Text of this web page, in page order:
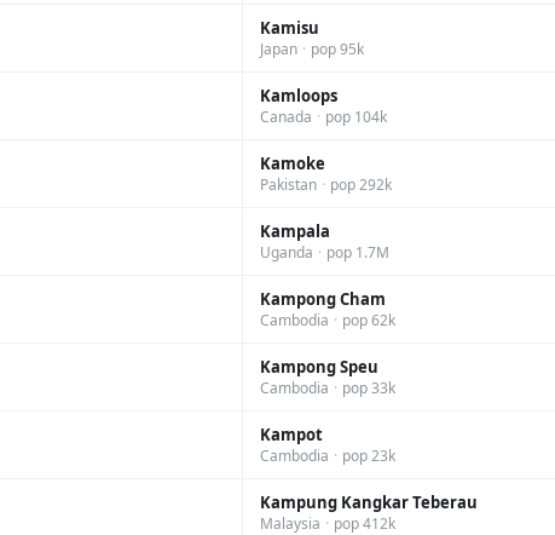
Kamisu
Japan · pop 95k
Kamloops
Canada · pop 104k
Kamoke
Pakistan · pop 292k
Kampala
Uganda · pop 1.7M
Kampong Cham
Cambodia · pop 62k
Kampong Speu
Cambodia · pop 33k
Kampot
Cambodia · pop 23k
Kampung Kangkar Teberau
Malaysia · pop 412k